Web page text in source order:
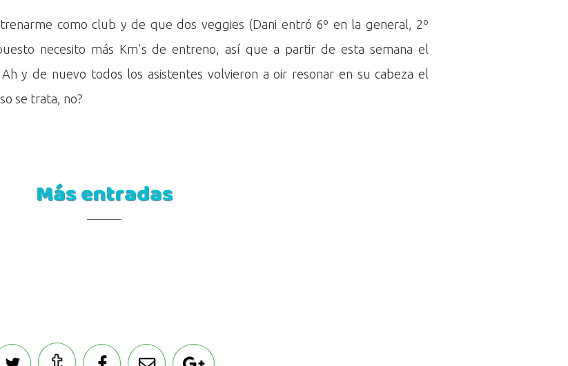
como club y de que dos veggies (Dani entró 6º en la general, 2º
necesito más Km's de entreno, así que a partir de esta semana el
y de nuevo todos los asistentes volvieron a oir resonar en su cabeza el
se trata, no?
Más entradas